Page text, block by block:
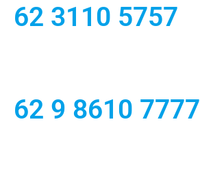
62 3110 5757
62 9 8610 7777